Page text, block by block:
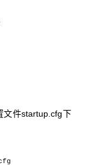
文件startup.cfg下